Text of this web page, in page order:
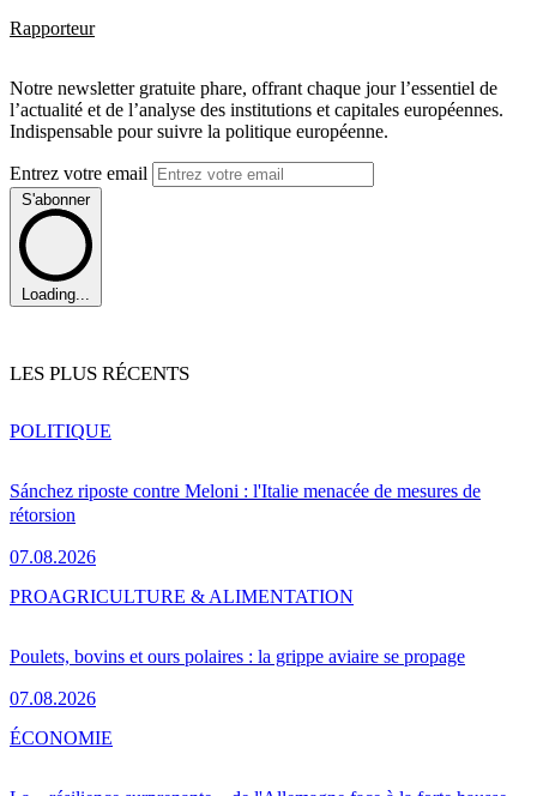
Rapporteur
Notre newsletter gratuite phare, offrant chaque jour l’essentiel de
l’actualité et de l’analyse des institutions et capitales européennes.
Indispensable pour suivre la politique européenne.
Entrez votre email
S'abonner
Loading...
LES PLUS RÉCENTS
Sánchez riposte contre Meloni : l'Italie menacée de mesures de
rétorsion
07.08.2026
POLITIQUE
Poulets, bovins et ours polaires : la grippe aviaire se propage
07.08.2026
PROAGRICULTURE & ALIMENTATION
ÉCONOMIE